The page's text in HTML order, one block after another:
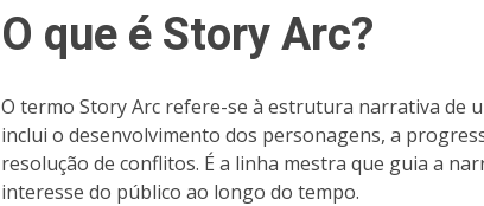
O que é Story Arc?
O termo Story Arc refere-se à estrutura narrativa de
inclui o desenvolvimento dos personagens, a
resolução de conflitos. É a linha mestra que guia a
interesse do público ao longo do tempo.